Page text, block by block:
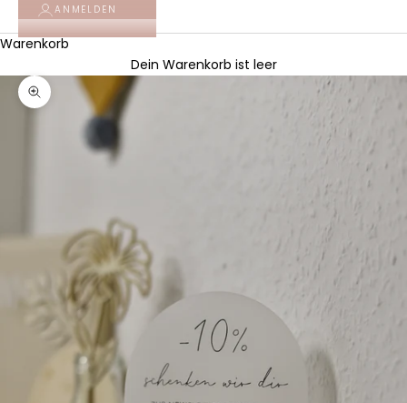
ANMELDEN
Warenkorb
Dein Warenkorb ist leer
Bild vergrößern